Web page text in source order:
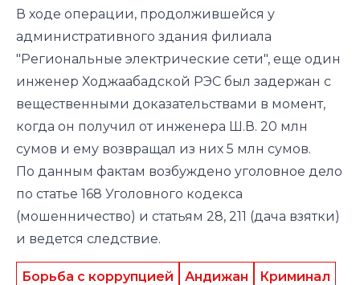
В ходе операции, продолжившейся у
административного здания филиала
"Региональные электрические сети", еще один
инженер Ходжаабадской РЭС был задержан с
вещественными доказательствами в момент,
когда он получил от инженера Ш.В. 20 млн
сумов и ему возвращал из них 5 млн сумов.
По данным фактам возбуждено уголовное дело
по статье 168 Уголовного кодекса
(мошенничество) и статьям 28, 211 (дача взятки)
и ведется следствие.
Борьба с коррупцией Андижан
Криминал